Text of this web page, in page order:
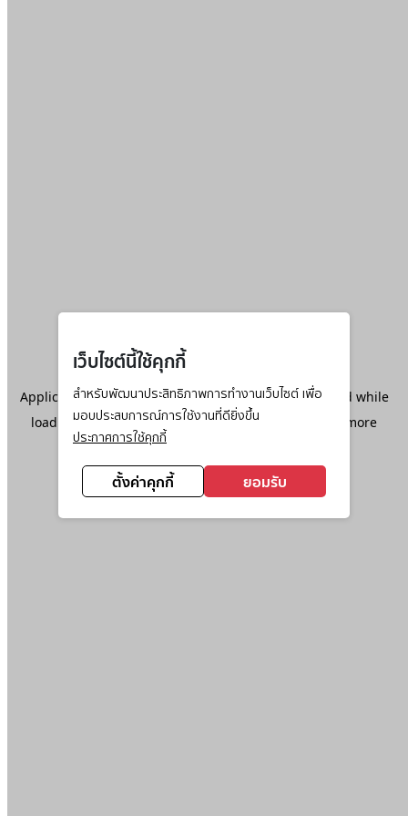
เว็บไซต์นี้ใช้คุกกี้
สำหรับพัฒนาประสิทธิภาพการทำงานเว็บไซต์ เพื่อ
มอบประสบการณ์การใช้งานที่ดียิ่งขึ้น
ประกาศการใช้คุกกี้
ตั้งค่าคุกกี้ ยอมรับ
Application error: aclient-side exception has occurred while
loadingwww.ktc.co.th(see the browser console
for more
information).